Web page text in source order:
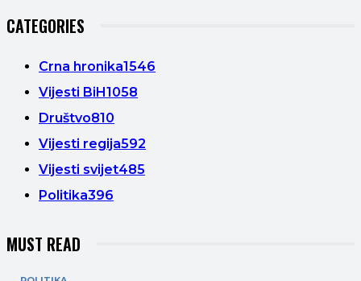
CATEGORIES
Crna hronika1546
Vijesti BiH1058
Društvo810
Vijesti regija592
Vijesti svijet485
Politika396
MUST READ